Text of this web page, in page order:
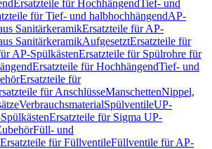
Ersatzteile für HochhängendTief- und
für Tief- und halbhochhängendAP-
SanitärkeramikErsatzteile für AP-
SanitärkeramikAufgesetztErsatzteile für
AP-SpülkästenErsatzteile für Spülrohre für
Ersatzteile für HochhängendTief- und
Ersatzteile für
für AnschlüsseManschettenNippel,
VerbrauchsmaterialSpülventileUP-
Ersatzteile für Sigma UP-
Füll- und
Ersatzteile für FüllventileFüllventile für AP-